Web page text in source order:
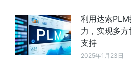
利用达索
力，实现多
支持
2025年1月23日